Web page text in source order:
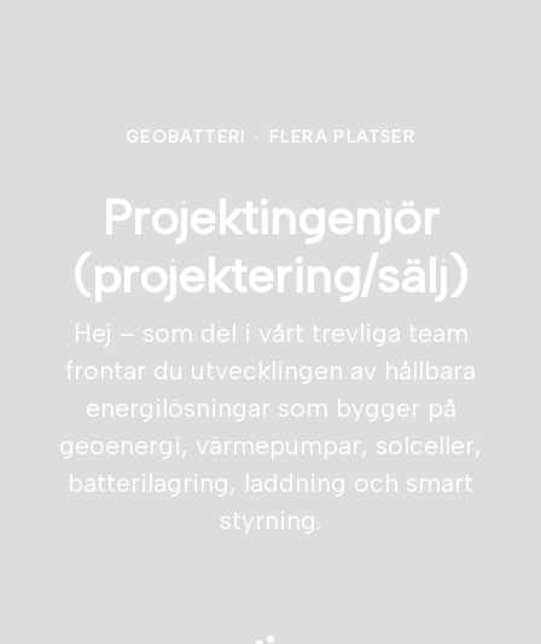
GEOBATTERI · FLERA PLATSER
Projektingenjör
(projektering/sälj)
Hej – som del i vårt trevliga team
frontar du utvecklingen av hållbara
energilösningar som bygger på
geoenergi, värmepumpar, solceller,
batterilagring, laddning och smart
styrning.